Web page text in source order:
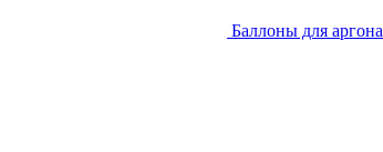
Баллоны для аргона